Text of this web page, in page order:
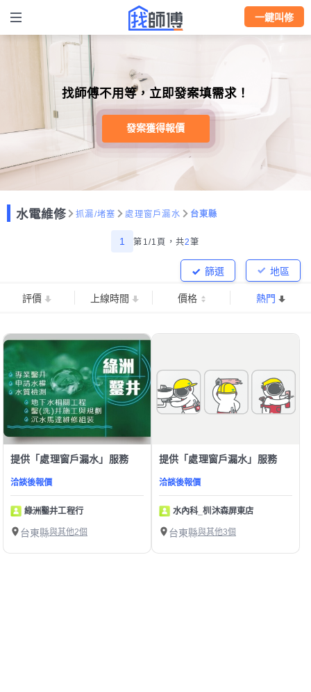
一鍵叫修
找師傅不用等，立即發案填需求！
發案獲得報價
水電維修 抓漏/堵塞 處理窗戶漏水 台東縣
1 第1/1頁， 共2筆
地區
篩選
評價 上線時間 價格 熱門
提供「處理窗戶漏水」服務
洽談後報價
綠洲鑿井工程行
台東縣與其他2個
提供「處理窗戶漏水」服務
洽談後報價
水內科_杊沐森屏東店
台東縣與其他3個